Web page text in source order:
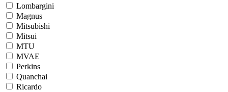
Lombargini
Magnus
Mitsubishi
Mitsui
MTU
MVAE
Perkins
Quanchai
Ricardo